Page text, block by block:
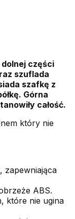
dolnej części
szuflada
szafkę z
Górna
całość.
który nie
zapewniająca
ABS.
które nie ugina